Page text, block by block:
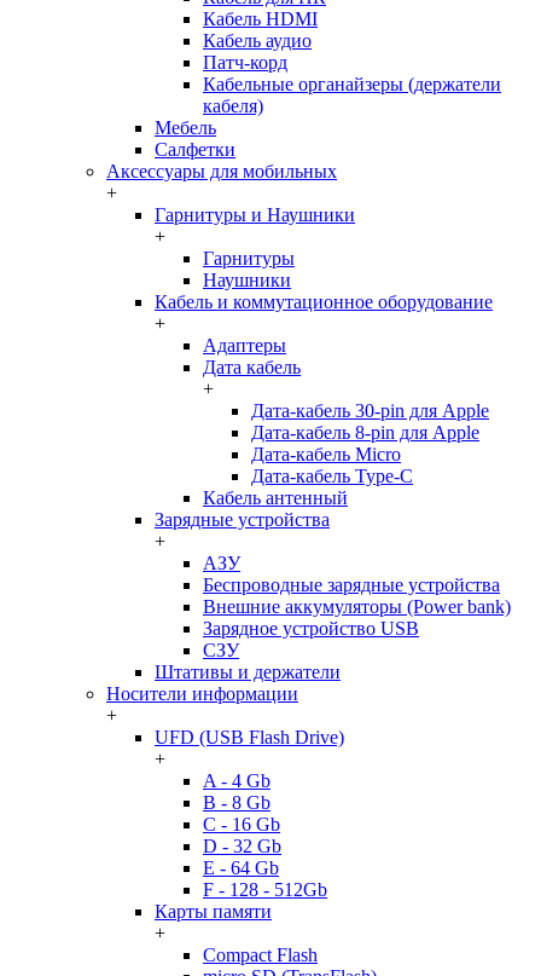
Кабель HDMI
Кабель аудио
Патч-корд
Кабельные органайзеры (держатели
кабеля)
Мебель
Салфетки
Аксессуары для мобильных
+
Гарнитуры и Наушники
+
Гарнитуры
Наушники
Кабель и коммутационное оборудование
+
Адаптеры
Дата кабель
+
Дата-кабель 30-pin для Apple
Дата-кабель 8-pin для Apple
Дата-кабель Micro
Дата-кабель Type-C
Кабель антенный
Зарядные устройства
+
АЗУ
Беспроводные зарядные устройства
Внешние аккумуляторы (Power bank)
Зарядное устройство USB
СЗУ
Штативы и держатели
Носители информации
+
UFD (USB Flash Drive)
+
A - 4 Gb
B - 8 Gb
C - 16 Gb
D - 32 Gb
E - 64 Gb
F - 128 - 512Gb
Карты памяти
+
Compact Flash